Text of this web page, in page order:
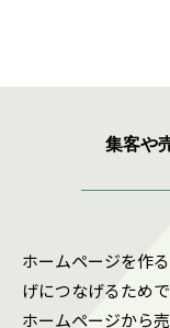
集客や
ホームページを作
げにつなげるためで
ホームページから